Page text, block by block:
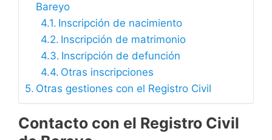
Bareyo
Inscripción de nacimiento
Inscripción de matrimonio
Inscripción de defunción
Otras inscripciones
Otras gestiones con el Registro Civil
Contacto con el Registro Civil